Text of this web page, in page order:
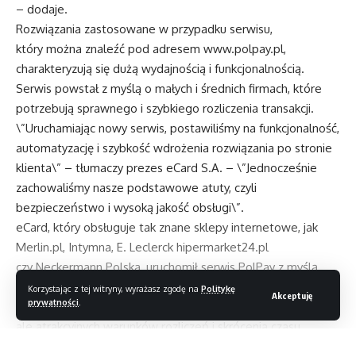
Korzystając z tej witryny, wyrażasz zgodę na Politykę
prywatności
Akceptuję
– dodaje.
Rozwiązania zastosowane w przypadku serwisu,
który można znaleźć pod adresem www.polpay.pl,
charakteryzują się dużą wydajnością i funkcjonalnością.
Serwis powstał z myślą o małych i średnich firmach, które
potrzebują sprawnego i szybkiego rozliczenia transakcji.
\”Uruchamiając nowy serwis, postawiliśmy na funkcjonalność,
automatyzację i szybkość wdrożenia rozwiązania po stronie
klienta\” – tłumaczy prezes eCard S.A. – \”Jednocześnie
zachowaliśmy nasze podstawowe atuty, czyli
bezpieczeństwo i wysoką jakość obsługi\”.
eCard, który obsługuje tak znane sklepy internetowe, jak
Merlin.pl, Intymna, E. Leclerck hipermarket24.pl
czy Neckermann Polska, uruchomił serwis PolPay z myślą
o mniejszych firmach, które nie potrzebują indywidualnie
wdrożonego systemu z rozbudowanymi opcjami i raportami,
ale atrakcyjnych warunków rozliczeń i skrócenia czasu